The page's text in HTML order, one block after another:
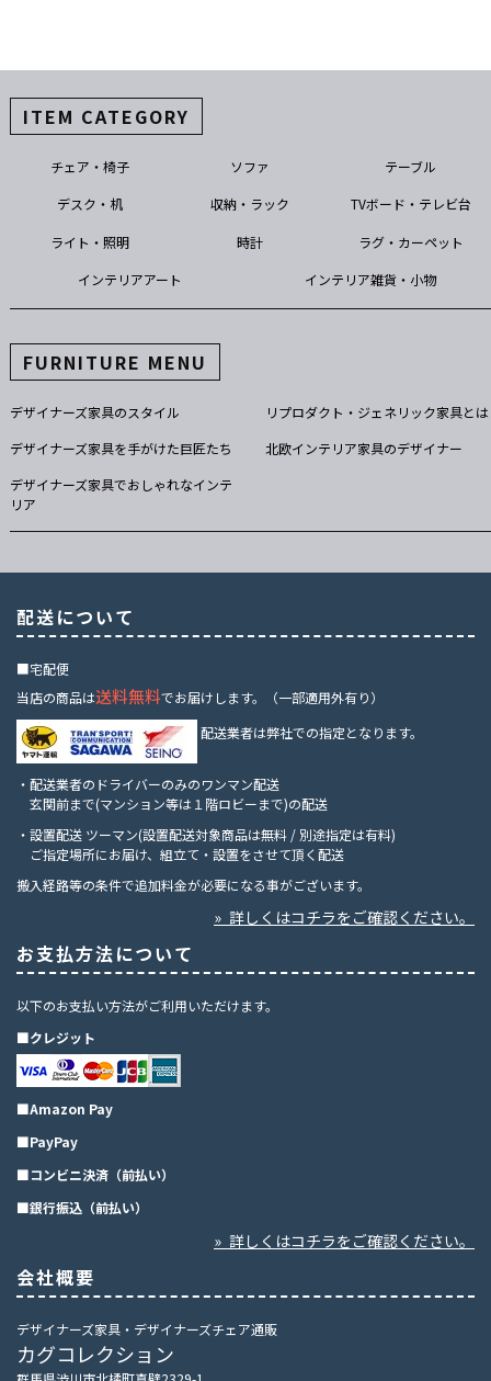
ITEM CATEGORY
チェア・椅子 ソファ テーブル
デスク・机 収納・ラック TVボード・テレビ台
ライト・照明 時計 ラグ・カーペット
インテリアアート インテリア雑貨・小物
FURNITURE MENU
デザイナーズ家具のスタイル
リプロダクト・ジェネリック家具とは
デザイナーズ家具を手がけた巨匠たち
北欧インテリア家具のデザイナー
デザイナーズ家具でおしゃれなインテ
リア
配送について
■宅配便
当店の商品は送料無料でお届けします。（一部適用外有り）
配送業者は弊社での指定となります。
・配送業者のドライバーのみのワンマン配送
玄関前まで(マンション等は１階ロビーまで)の配送
・設置配送 ツーマン(設置配送対象商品は無料 / 別途指定は有料)
ご指定場所にお届け、組立て・設置をさせて頂く配送
搬入経路等の条件で追加料金が必要になる事がございます。
» 詳しくはコチラをご確認ください。
お支払方法について
以下のお支払い方法がご利用いただけます。
■クレジット
■Amazon Pay
■PayPay
■コンビニ決済（前払い）
■銀行振込（前払い）
» 詳しくはコチラをご確認ください。
会社概要
デザイナーズ家具・デザイナーズチェア通販
カグコレクション